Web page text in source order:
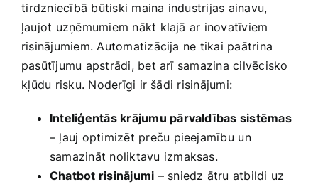
⁣tirdzniecībā būtiski maina industrijas ainavu,
ļaujot uzņēmumiem nākt klajā ar inovatīviem
risinājumiem. ‌Automatizācija ne tikai paātrina⁢
pasūtījumu ‍apstrādi, ​bet arī ​samazina cilvēcisko
⁣kļūdu risku. Noderīgi ir ​šādi‍ risinājumi:
Inteliģentās krājumu pārvaldības sistēmas
– ļauj optimizēt ​preču pieejamību⁤ un
samazināt noliktavu izmaksas.
Chatbot risinājumi – sniedz ‍ātru atbildi uz